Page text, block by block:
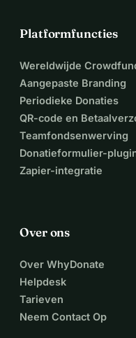
Platformfuncties
Wereldwijde
Aangepaste Branding
Periodieke Donaties
QR-code en
Teamfondsenwerving
Donatieformulier-
Zapier-integratie
Over ons
Over WhyDonate
Helpdesk
Tarieven
Neem Contact Op